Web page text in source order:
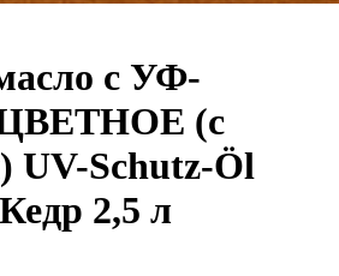
с УФ-
(с
UV-Schutz-Öl
2,5 л